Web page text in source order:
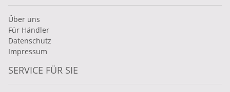
Über uns
Für Händler
Datenschutz
Impressum
SERVICE FÜR SIE